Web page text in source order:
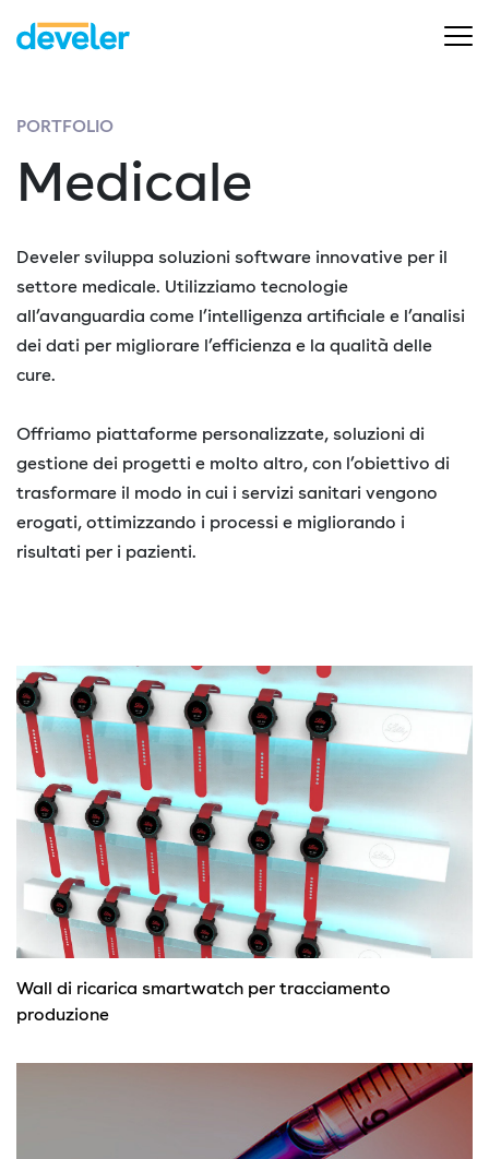
PORTFOLIO
Medicale
Develer sviluppa soluzioni software innovative per il
settore medicale. Utilizziamo tecnologie
all’avanguardia come l’intelligenza artificiale e l’analisi
dei dati per migliorare l’efficienza e la qualità delle
cure.
Offriamo piattaforme personalizzate, soluzioni di
gestione dei progetti e molto altro, con l’obiettivo di
trasformare il modo in cui i servizi sanitari vengono
erogati, ottimizzando i processi e migliorando i
risultati per i pazienti.
Wall di ricarica smartwatch per tracciamento
produzione